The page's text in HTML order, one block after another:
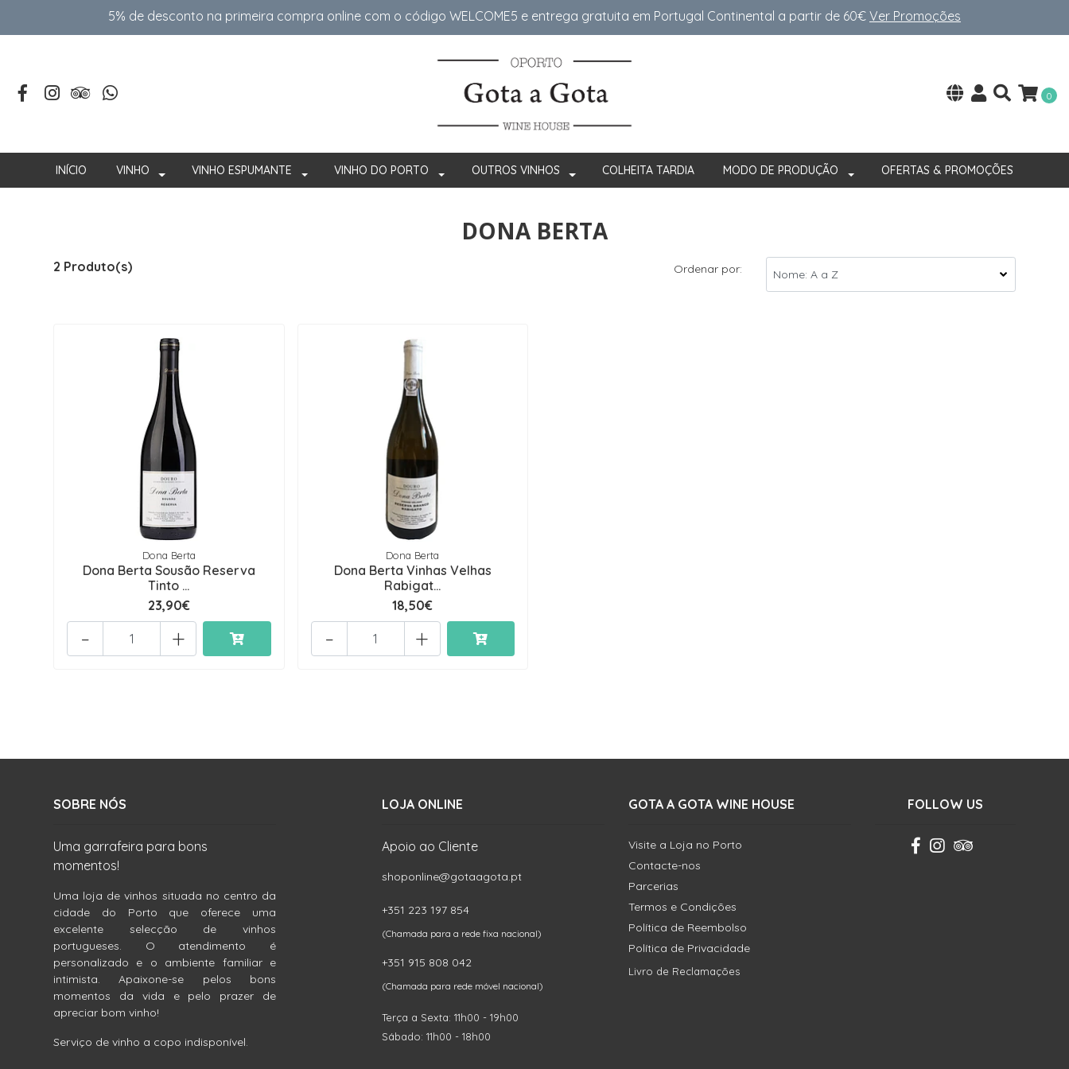
5% de desconto na primeira compra online com o código WELCOME5 e entrega gratuita em Portugal Continental a partir de 60€ Ver Promoções
0
INÍCIO VINHO VINHO ESPUMANTE VINHO DO PORTO OUTROS VINHOS COLHEITA TARDIA MODO DE PRODUÇÃO OFERTAS & PROMOÇÕES
DONA BERTA
2 Produto(s) Ordenar por:
Dona Berta
Dona Berta Sousão Reserva
Tinto ...
23,90€
+
-
Dona Berta
Dona Berta Vinhas Velhas
Rabigat...
18,50€
+
-
SOBRE NÓS
Uma garrafeira para bons
momentos!
Uma loja de vinhos situada no centro da
cidade do Porto que oferece uma
excelente selecção de vinhos
portugueses. O atendimento é
personalizado e o ambiente familiar e
intimista. Apaixone-se pelos bons
momentos da vida e pelo prazer de
apreciar bom vinho!
Serviço de vinho a copo indisponível.
LOJA ONLINE
Apoio ao Cliente
shoponline@gotaagota.pt
+351 223 197 854
(Chamada para a rede fixa nacional)
+351 915 808 042
(Chamada para rede móvel nacional)
Terça a Sexta: 11h00 - 19h00
Sábado: 11h00 - 18h00
GOTA A GOTA WINE HOUSE
Visite a Loja no Porto
Contacte-nos
Parcerias
Termos e Condições
Política de Reembolso
Política de Privacidade
Livro de Reclamações
FOLLOW US